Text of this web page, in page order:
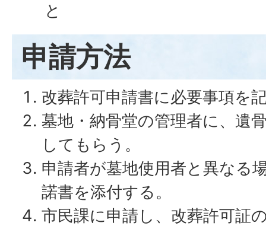
と
申請方法
改葬許可申請書に必要事項を
墓地・納骨堂の管理者に、遺
してもらう。
申請者が墓地使用者と異なる
諾書を添付する。
市民課に申請し、改葬許可証